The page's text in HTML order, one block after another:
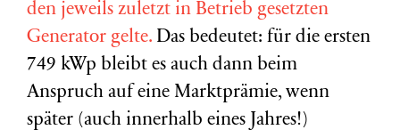
den jeweils zuletzt in Betrieb gesetzten
Generator gelte. Das bedeutet: für die ersten
749 kWp bleibt es auch dann beim
Anspruch auf eine Marktprämie, wenn
später (auch innerhalb eines Jahres!)